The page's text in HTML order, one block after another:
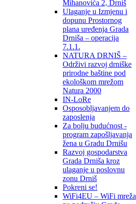
Mihanovića 2, Drniš
Ulaganje u Izmjenu i
dopunu Prostornog
plana uređenja Grada
Drniša – operacija
7.1.1.
NATURA DRNIŠ –
Održivi razvoj drniške
prirodne baštine pod
ekološkom mrežom
Natura 2000
IN-LoRe
Osposobljavanjem do
zaposlenja
Za bolju budućnost -
program zapošljavanja
žena u Gradu Drnišu
Razvoj gospodarstva
Grada Drniša kroz
ulaganje u poslovnu
zonu Drniš
Pokreni se!
WiFi4EU – WiFi mreža